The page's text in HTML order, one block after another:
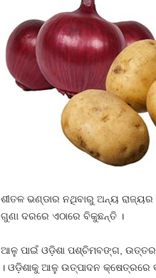
ଶୀତଳ ଭଣ୍ଡାର ନଥିବାରୁ ଅନ୍ୟ
ଗୁଣା ଦରରେ ଏଠାରେ ବିକୁଛନ୍ତି ।
ଆଳୁ ପାଇଁ ଓଡ଼ିଶା ପଶ୍ଚିମବଙ୍ଗ,
। ଓଡ଼ିଶାକୁ ଆଳୁ ଉତ୍ପାଦନ କ୍ଷେତ୍ରରେ